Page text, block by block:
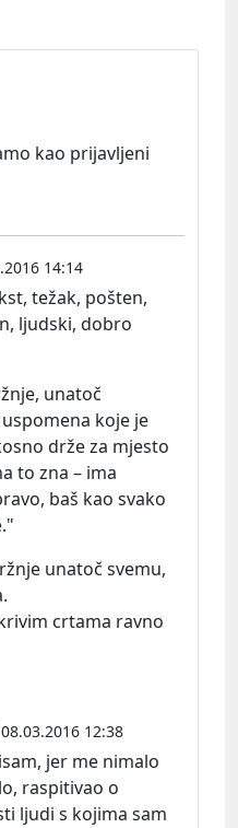
kao prijavljeni
14:14
težak, pošten,
ljudski, dobro
unatoč
koje je
drže za mjesto
to zna – ima
baš kao svako
unatoč svemu,
crtama ravno
08.03.2016 12:38
jer me nimalo
raspitivao o
ljudi s kojima sam